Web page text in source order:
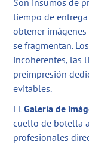
Son insumos de
tiempo de
obtener
se fragmentan.
incoherentes, las
preimpresión
evitables.
ElGalería de
cuello de botella
profesionales